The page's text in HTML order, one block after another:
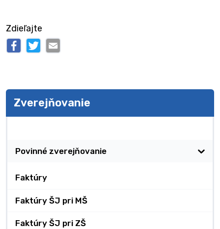
Zdieľajte
Zverejňovanie
Povinné zverejňovanie
Faktúry
Faktúry ŠJ pri MŠ
Faktúry ŠJ pri ZŠ